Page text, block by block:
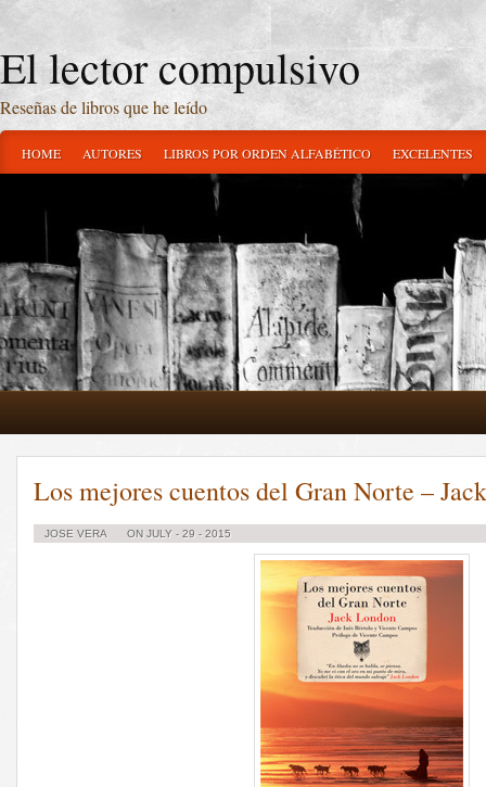
El lector compulsivo
Reseñas de libros que he leído
HOME AUTORES LIBROS POR ORDEN ALFABÉTICO EXCELENTES
Los mejores cuentos del Gran Norte –
JOSE VERA ON JULY - 29 - 2015